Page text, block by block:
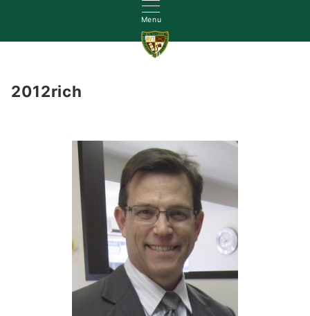
Menu
なぜゴールド(金)？
2012rich